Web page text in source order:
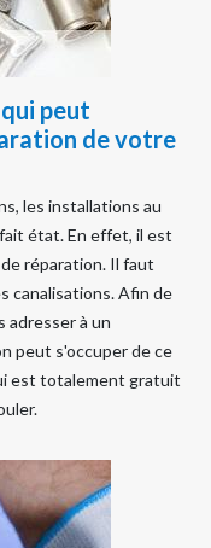
peut
de votre
les installations au
état. En effet, il est
réparation. Il faut
canalisations. Afin de
adresser à un
peut s'occuper de ce
est totalement gratuit